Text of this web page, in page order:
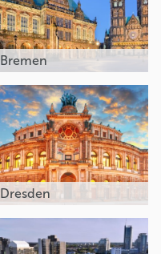
Bremen
Dresden